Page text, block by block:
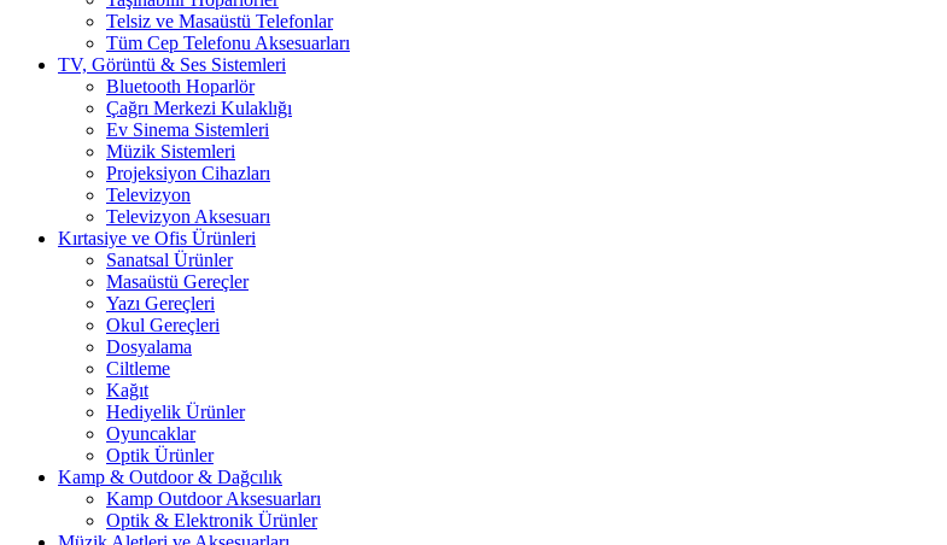
Telsiz ve Masaüstü Telefonlar
Tüm Cep Telefonu Aksesuarları
TV, Görüntü & Ses Sistemleri
Bluetooth Hoparlör
Çağrı Merkezi Kulaklığı
Ev Sinema Sistemleri
Müzik Sistemleri
Projeksiyon Cihazları
Televizyon
Televizyon Aksesuarı
Kırtasiye ve Ofis Ürünleri
Sanatsal Ürünler
Masaüstü Gereçler
Yazı Gereçleri
Okul Gereçleri
Dosyalama
Ciltleme
Kağıt
Hediyelik Ürünler
Oyuncaklar
Optik Ürünler
Kamp & Outdoor & Dağcılık
Kamp Outdoor Aksesuarları
Optik & Elektronik Ürünler